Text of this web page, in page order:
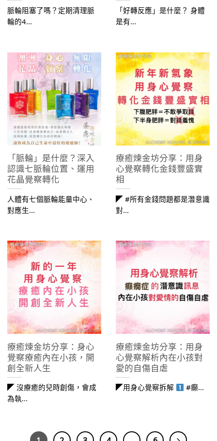
脈輪阻塞了嗎？定期清理脈
輪的4...
「好轉反應」是什麼？ 身體
是有...
「脈輪」是什麼？深入
認識七脈輪位置、運用
花晶覺察轉化
人體有七個脈輪能量中心、
對應生...
療癒煉金坊分享：用身
心覺察轉化金錢豐盛實
相
◤ #所有金錢問題都是潛意識
對...
療癒煉金坊分享：身心
覺察療癒內在小孩，開
創全新人生
◤ 沒療癒的兒時創傷，會成
為執...
療癒煉金坊分享：用身
心覺察解析內在小孩對
愛的自傷自虐
◤用身心覺察拆解 #癲...